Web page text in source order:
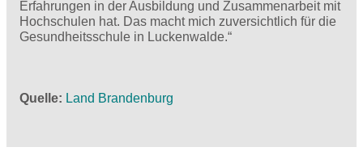
Erfahrungen in der Ausbildung und Zusammenarbeit mit
Hochschulen hat. Das macht mich zuversichtlich für die
Gesundheitsschule in Luckenwalde.“
Quelle Land Brandenburg